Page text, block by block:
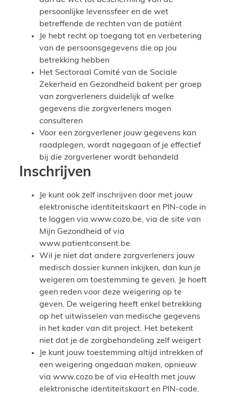
persoonlijke levenssfeer en de wet
betreffende de rechten van de patiënt
Je hebt recht op toegang tot en verbetering
van de persoonsgegevens die op jou
betrekking hebben
Het Sectoraal Comité van de Sociale
Zekerheid en Gezondheid bakent per groep
van zorgverleners duidelijk af welke
gegevens die zorgverleners mogen
consulteren
Voor een zorgverlener jouw gegevens kan
raadplegen, wordt nagegaan of je effectief
bij die zorgverlener wordt behandeld
Inschrijven
Je kunt ook zelf inschrijven door met jouw
elektronische identiteitskaart en PIN-code in
te loggen via www.cozo.be, via de site van
Mijn Gezondheid of via
www.patientconsent.be
Wil je niet dat andere zorgverleners jouw
medisch dossier kunnen inkijken, dan kun je
weigeren om toestemming te geven. Je hoeft
geen reden voor deze weigering op te
geven. De weigering heeft enkel betrekking
op het uitwisselen van medische gegevens
in het kader van dit project. Het betekent
niet dat je de zorgbehandeling zelf weigert
Je kunt jouw toestemming altijd intrekken of
een weigering ongedaan maken, opnieuw
via www.cozo.be of via eHealth met jouw
elektronische identiteitskaart en PIN-code.